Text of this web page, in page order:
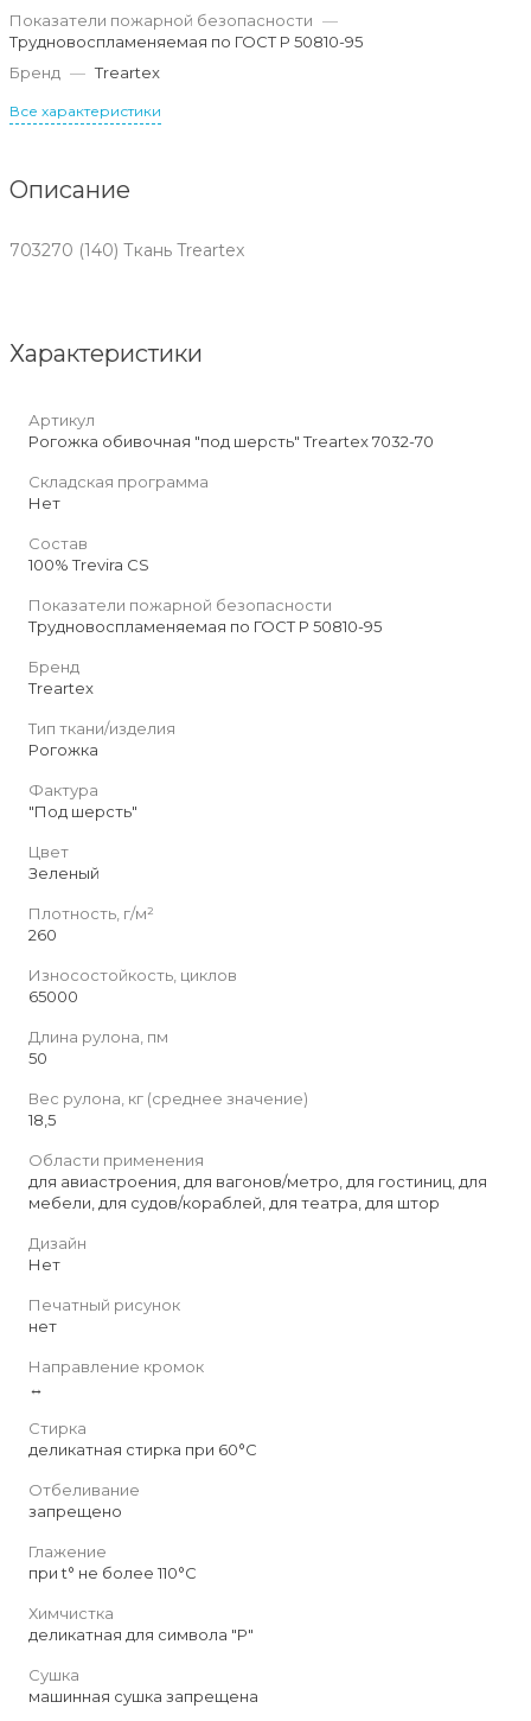
Показатели пожарной безопасности —
Трудновоспламеняемая по ГОСТ Р 50810-95
Бренд — Treartex
Все характеристики
Описание
703270 (140) Ткань Treartex
Характеристики
Артикул
Рогожка обивочная "под шерсть" Treartex 7032-70
Складская программа
Нет
Состав
100% Trevira CS
Показатели пожарной безопасности
Трудновоспламеняемая по ГОСТ Р 50810-95
Бренд
Treartex
Тип ткани/изделия
Рогожка
Фактура
"Под шерсть"
Цвет
Зеленый
Плотность, г/м²
260
Износостойкость, циклов
65000
Длина рулона, пм
50
Вес рулона, кг (среднее значение)
18,5
Области применения
для авиастроения, для вагонов/метро, для гостиниц, для
мебели, для судов/кораблей, для театра, для штор
Дизайн
Нет
Печатный рисунок
нет
Направление кромок
↔
Стирка
деликатная стирка при 60°С
Отбеливание
запрещено
Глажение
при t° не более 110°С
Химчистка
деликатная для символа "P"
Сушка
машинная сушка запрещена